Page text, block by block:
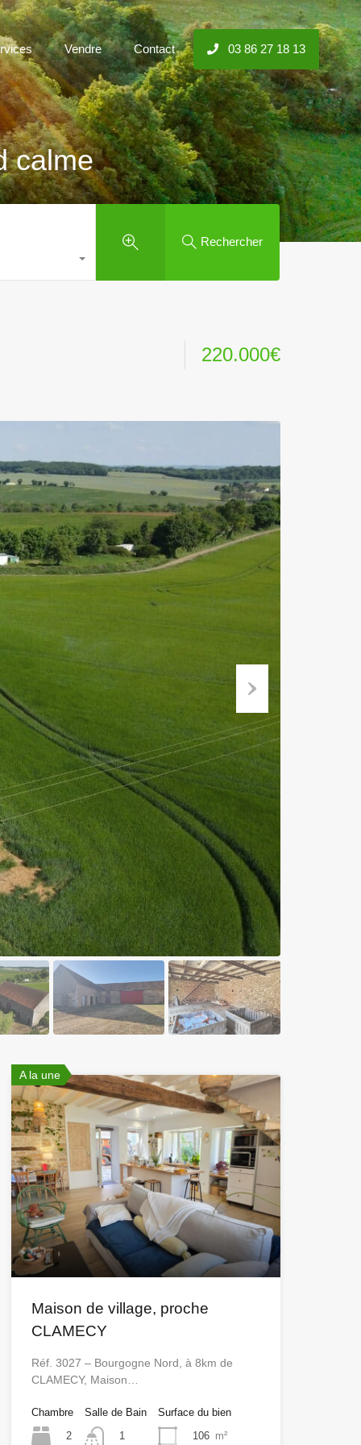
Vendre Contact 03 86 27 18 13
calme
Rechercher
220.000€
A la une
Maison de village, proche
CLAMECY
Réf. 3027 – Bourgogne Nord, à 8km de
CLAMECY, Maison…
Chambre
2
Salle de Bain
1
Surface du bien
106 m²